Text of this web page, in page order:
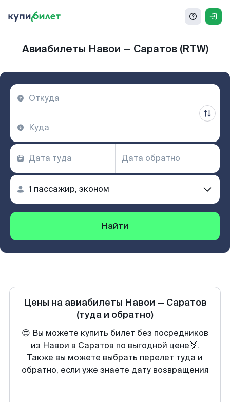
Авиабилеты Навои — Саратов (RTW)
Найти
Цены на авиабилеты Навои — Саратов
(туда и обратно)
😍 Вы можете купить билет без посредников
из Навои в Саратов по выгодной цене🙌.
Также вы можете выбрать перелет туда и
обратно, если уже знаете дату возвращения